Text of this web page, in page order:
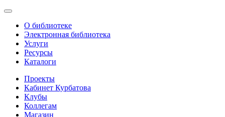
О библиотеке
Электронная библиотека
Услуги
Ресурсы
Каталоги
Проекты
Кабинет Курбатова
Клубы
Коллегам
Магазин